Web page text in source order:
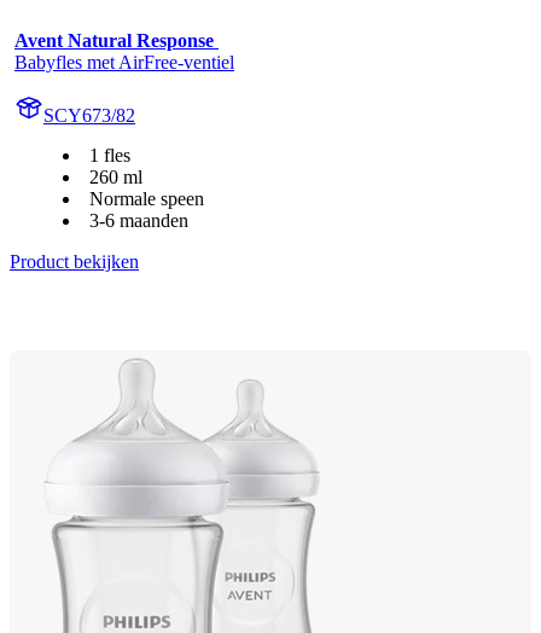
Avent Natural Response
Babyfles met AirFree-ventiel
SCY673/82
1 fles
260 ml
Normale speen
3-6 maanden
Product bekijken